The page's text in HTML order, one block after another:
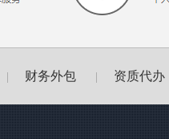
财务外包 资质代办